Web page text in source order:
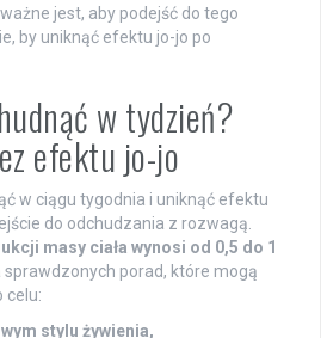
jest, aby podejść do tego
by uniknąć efektu jo-jo po
w tydzień?
efektu jo-jo
w ciągu tygodnia i uniknąć efektu
do odchudzania z rozwagą.
masy ciała wynosi od 0,5 do 1
sprawdzonych porad, które mogą
celu:
stylu żywienia,